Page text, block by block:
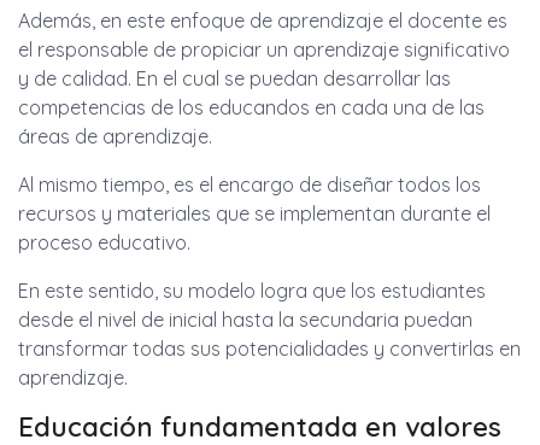
Además, en este enfoque de aprendizaje el docente es
el responsable de propiciar un aprendizaje significativo
y de calidad. En el cual se puedan desarrollar las
competencias de los educandos en cada una de las
áreas de aprendizaje.
Al mismo tiempo, es el encargo de diseñar todos los
recursos y materiales que se implementan durante el
proceso educativo.
En este sentido, su modelo logra que los estudiantes
desde el nivel de inicial hasta la secundaria puedan
transformar todas sus potencialidades y convertirlas en
aprendizaje.
Educación fundamentada en valores